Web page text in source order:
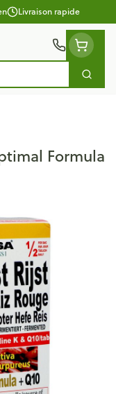
Livraison rapide
Formula